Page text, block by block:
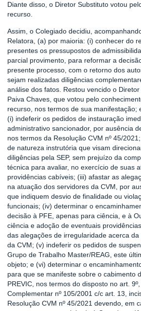
Diante disso, o Diretor Substituto votou
recurso.
Assim, o Colegiado decidiu,
Relatora, (a) por maioria: (i) conhecer do
presentes os pressupostos de
parcial provimento, para reformar a
presente processo, com o retorno dos
sejam realizadas diligências
análise dos fatos. Restou vencido o
Paiva Chaves, que votou pelo
recurso, nos termos de sua manifestação;
(i) indeferir os pedidos de instauração
administrativo sancionador, por ausência
nos termos da Resolução CVM nº 45/
de natureza instrutória que visam
diligências pela SEP, sem prejuízo da
técnica para avaliar, no exercício de suas
providências cabíveis; (iii) afastar as
na atuação dos servidores da CVM, por
que indiquem desvio de finalidade ou
funcionais; (iv) determinar o
decisão à PFE, apenas para ciência, e à
ciência e adoção de eventuais
das alegações de irregularidade acerca
da CVM; (v) indeferir os pedidos de
Grupo de Trabalho Master/REAG, este
objeto; e (vi) determinar o
para que se manifeste sobre o cabimento
PREVIC, nos termos do disposto no art.
Complementar nº 105/2001 c/c art. 13,
Resolução CVM nº 45/2021 devendo, em